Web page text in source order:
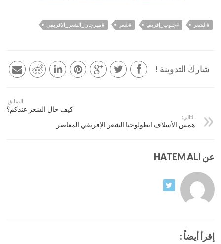
#الشعر #جنوب_إفريقيا #شعر #مهرجان_الشعر_الإفريقي
شارك التدوينة !
السابق:
كيف حال الشعر عندكم؟
التالي:
همس الأسلاف انطولوجيا الشعر الإفريقي المعاصر
عن HATEM ALI
إقرأ أيضاً :